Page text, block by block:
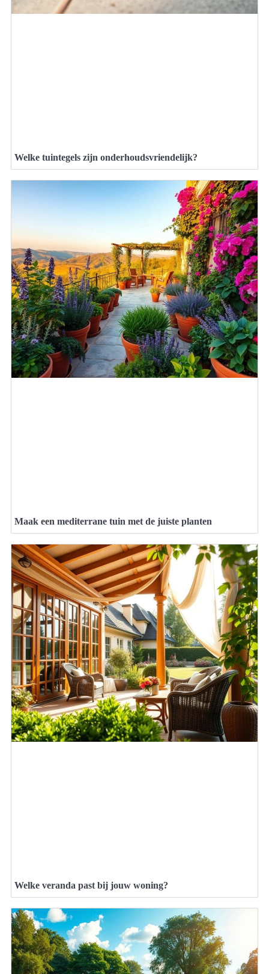
Welke tuintegels zijn onderhoudsvriendelijk?
Maak een mediterrane tuin met de juiste planten
Welke veranda past bij jouw woning?